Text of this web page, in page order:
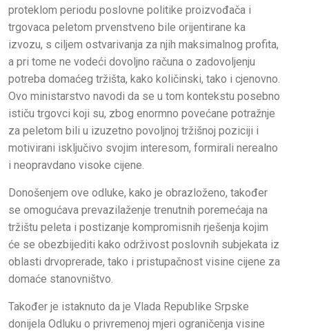
proteklom periodu poslovne politike proizvođača i
trgovaca peletom prvenstveno bile orijentirane ka
izvozu, s ciljem ostvarivanja za njih maksimalnog profita,
a pri tome ne vodeći dovoljno računa o zadovoljenju
potreba domaćeg tržišta, kako količinski, tako i cjenovno.
Ovo ministarstvo navodi da se u tom kontekstu posebno
ističu trgovci koji su, zbog enormno povećane potražnje
za peletom bili u izuzetno povoljnoj tržišnoj poziciji i
motivirani isključivo svojim interesom, formirali nerealno
i neopravdano visoke cijene.
Donošenjem ove odluke, kako je obrazloženo, također
se omogućava prevazilaženje trenutnih poremećaja na
tržištu peleta i postizanje kompromisnih rješenja kojim
će se obezbijediti kako održivost poslovnih subjekata iz
oblasti drvoprerade, tako i pristupačnost visine cijene za
domaće stanovništvo.
Također je istaknuto da je Vlada Republike Srpske
donijela Odluku o privremenoj mjeri ograničenja visine